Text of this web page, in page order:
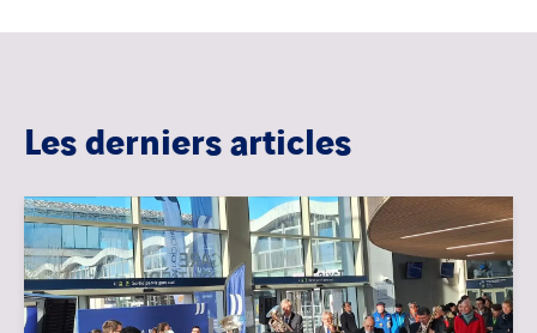
Les derniers articles